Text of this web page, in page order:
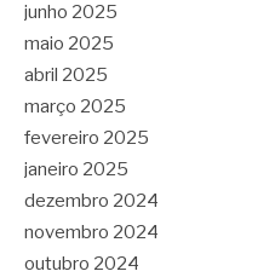
junho 2025
maio 2025
abril 2025
março 2025
fevereiro 2025
janeiro 2025
dezembro 2024
novembro 2024
outubro 2024